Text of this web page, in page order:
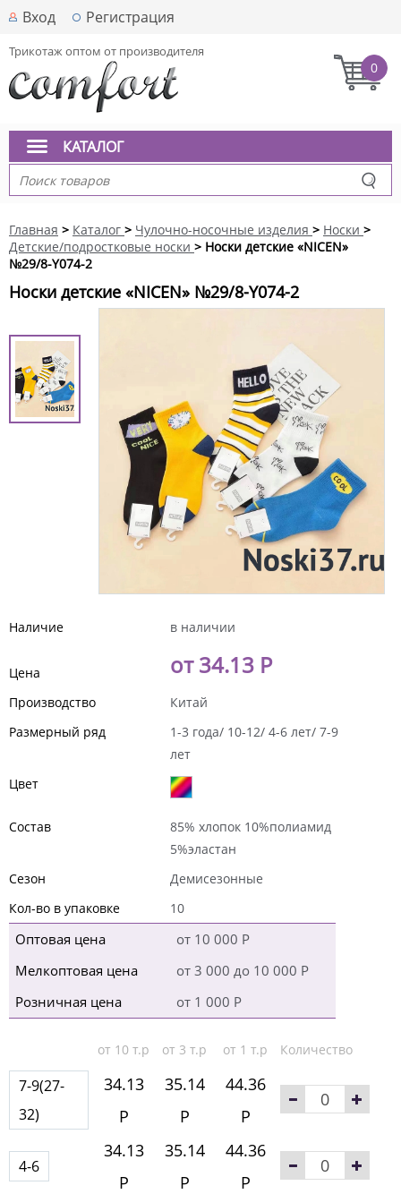
Вход Регистрация
Трикотаж оптом от производителя
0
КАТАЛОГ
Главная > Каталог > Чулочно-носочные изделия > Носки >
Детские/подростковые носки > Носки детские «NICEN»
№29/8-Y074-2
Носки детские «NICEN» №29/8-Y074-2
Наличие в наличии
Цена от 34.13 Р
Производство
Китай
Размерный ряд
1-3 года/ 10-12/ 4-6 лет/ 7-9
лет
Цвет
Состав
85% хлопок 10%полиамид
5%эластан
Сезон
Демисезонные
Кол-во в упаковке
10
Оптовая цена
от 10 000 Р
Мелкоптовая цена
от 3 000 до 10 000 Р
Розничная цена
от 1 000 Р
от 10 т.р от 3 т.р от 1 т.р Количество
7-9(27-
32)
34.13
Р
35.14
Р
44.36
Р
4-6
34.13
Р
35.14
Р
44.36
Р